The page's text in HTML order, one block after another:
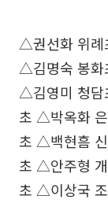
△권선화 위
△김명숙 봉
△김영미 청
초 △박옥화
초 △백현흠
초 △안주형
초 △이상국